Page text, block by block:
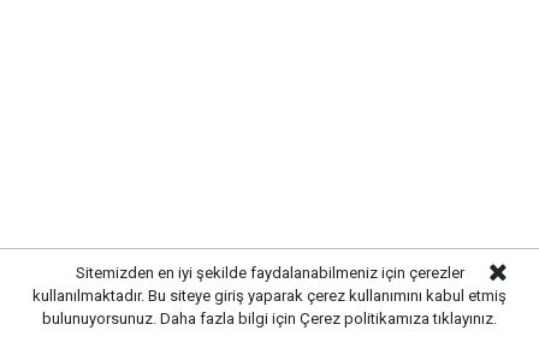
Sitemizden en iyi şekilde faydalanabilmeniz için çerezler
kullanılmaktadır. Bu siteye giriş yaparak çerez kullanımını kabul etmiş
bulunuyorsunuz. Daha fazla bilgi için Çerez politikamıza tıklayınız.